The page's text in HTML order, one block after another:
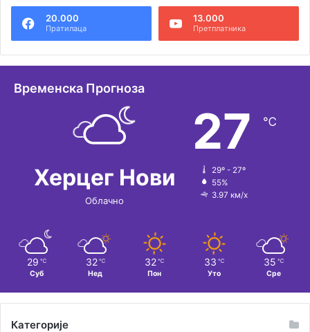
20.000
Пратилаца
13.000
Претплатника
Временска Прогноза
Херцег Нови
Облачно
27 ℃
29º - 27º
55%
3.97 км/х
29 ℃
Суб
32 ℃
Нед
32 ℃
Пон
33 ℃
Уто
35 ℃
Сре
Категорије